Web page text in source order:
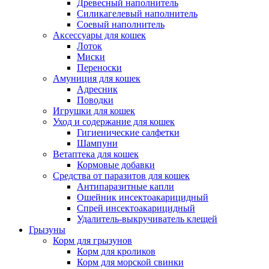
Древесный наполнитель
Силикагелевый наполнитель
Соевый наполнитель
Аксессуары для кошек
Лоток
Миски
Переноски
Амуниция для кошек
Адресник
Поводки
Игрушки для кошек
Уход и содержание для кошек
Гигиенические салфетки
Шампуни
Ветаптека для кошек
Кормовые добавки
Средства от паразитов для кошек
Антипаразитные капли
Ошейник инсектоакарицидный
Спрей инсектоакарицидный
Удалитель-выкручиватель клещей
Грызуны
Корм для грызунов
Корм для кроликов
Корм для морской свинки